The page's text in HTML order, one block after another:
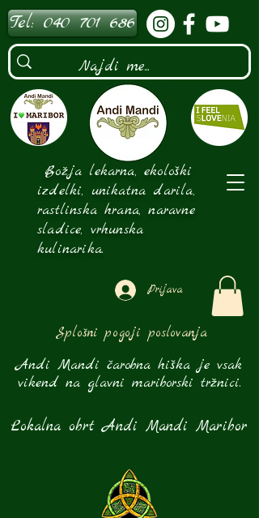
Božja lekarna, ekološki
izdelki, unikatna darila,
rastlinska hrana, naravne
sladice, vrhunska
kulinarika.
Andi Mandi čarobna hiška je vsak
vikend na glavni mariborski tržnici.
Tel: 040 701 686
Prijava
Lokalna obrt Andi Mandi Maribor
Splošni pogoji poslovanja